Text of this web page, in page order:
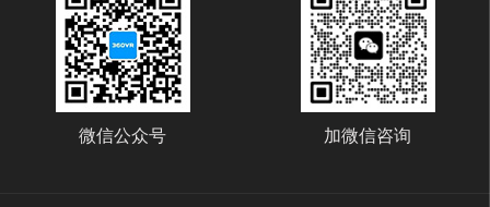
微信公众号 加微信咨询